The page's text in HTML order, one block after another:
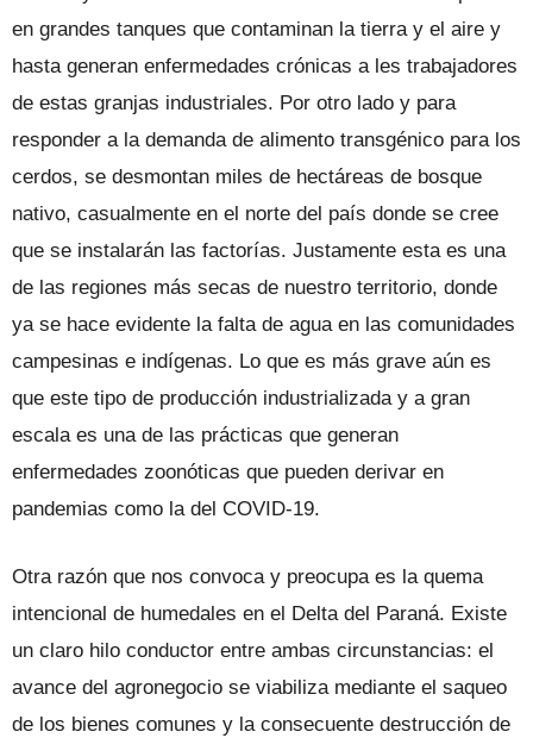
en grandes tanques que contaminan la tierra y el aire y
hasta generan enfermedades crónicas a les trabajadores
de estas granjas industriales. Por otro lado y para
responder a la demanda de alimento transgénico para los
cerdos, se desmontan miles de hectáreas de bosque
nativo, casualmente en el norte del país donde se cree
que se instalarán las factorías. Justamente esta es una
de las regiones más secas de nuestro territorio, donde
ya se hace evidente la falta de agua en las comunidades
campesinas e indígenas. Lo que es más grave aún es
que este tipo de producción industrializada y a gran
escala es una de las prácticas que generan
enfermedades zoonóticas que pueden derivar en
pandemias como la del COVID-19.
Otra razón que nos convoca y preocupa es la quema
intencional de humedales en el Delta del Paraná. Existe
un claro hilo conductor entre ambas circunstancias: el
avance del agronegocio se viabiliza mediante el saqueo
de los bienes comunes y la consecuente destrucción de